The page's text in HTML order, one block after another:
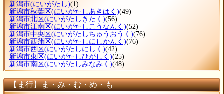
新潟市(にいがたし)(1)
新潟市秋葉区(にいがたしあきはく)(49)
新潟市北区(にいがたしきたく)(56)
新潟市江南区(にいがたしこうなんく)(52)
新潟市中央区(にいがたしちゅうおうく)(76)
新潟市西蒲区(にいがたしにしかんく)(76)
新潟市西区(にいがたしにしく)(42)
新潟市東区(にいがたしひがしく)(25)
新潟市南区(にいがたしみなみく)(48)
【ま行】ま・み・む・め・も